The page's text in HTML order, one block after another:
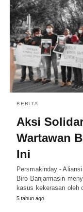
BERITA
Aksi
Wartawan
Ini
Persmakinday -
Biro Banjarmasin
kasus kekerasan oleh
5 tahun ago